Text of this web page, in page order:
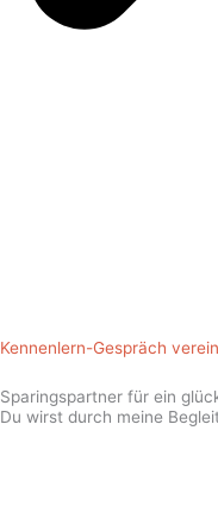
Kennenlern-Gespräch
Sparingspartner für ein
Du wirst durch meine